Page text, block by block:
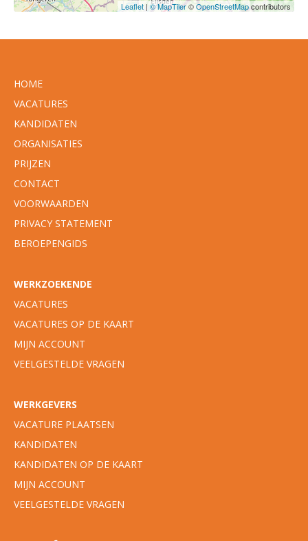
Leaflet | © MapTiler©OpenStreetMapcontributors
HOME
VACATURES
KANDIDATEN
ORGANISATIES
PRIJZEN
CONTACT
VOORWAARDEN
PRIVACY STATEMENT
BEROEPENGIDS
WERKZOEKENDE
VACATURES
VACATURES OP DE KAART
MIJN ACCOUNT
VEELGESTELDE VRAGEN
WERKGEVERS
VACATURE PLAATSEN
KANDIDATEN
KANDIDATEN OP DE KAART
MIJN ACCOUNT
VEELGESTELDE VRAGEN